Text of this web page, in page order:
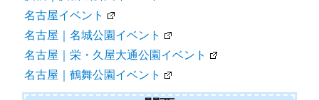
名古屋イベント
名古屋｜名城公園イベント
名古屋｜栄・久屋大通公園イベント
名古屋｜鶴舞公園イベント